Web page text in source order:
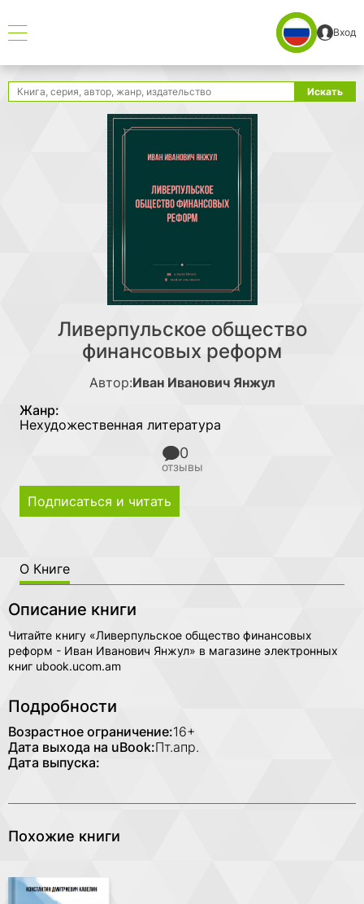
Вход
Поиск Искать
Ливерпульское общество
финансовых реформ
Автор:Иван Иванович Янжул
Жанр:
Нехудожественная литература
0
отзывы
Подписаться и читать
О Книге
Описание книги
Читайте книгу «Ливерпульское общество финансовых
реформ - Иван Иванович Янжул» в магазине электронных
книг ubook.ucom.am
Подробности
Возрастное ограничение:16+
Дата выхода на uBook:Пт.апр.
Дата выпуска:
Похожие книги